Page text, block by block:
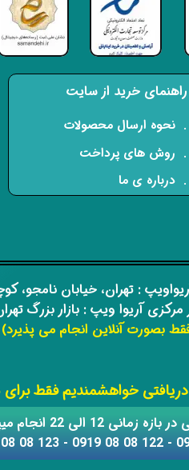
: تهران، خیابان نامجو،
مرکزی آریوا ویپ : بازار بزرگ
بصورت آنلاین انجام می پذیرد)
خواهشمندیم فقط برای
12 الی 22 انجام میپذیرد
راهنمای خرید از سایت
​. نحوه ارسال محصولات
. روش های پرداخت
. درباره ی ما